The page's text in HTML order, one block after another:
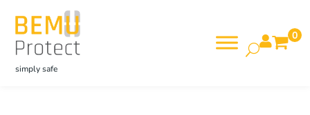
simply safe
 0